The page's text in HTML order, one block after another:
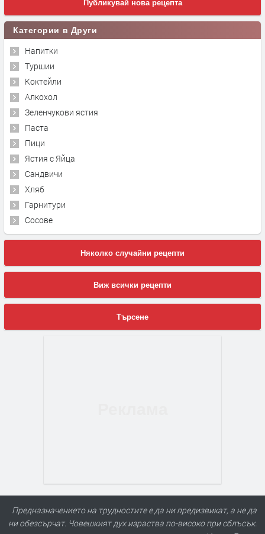
Публикувай нова рецепта
Категории в Други
Напитки
Туршии
Коктейли
Алкохол
Зеленчукови ястия
Паста
Пици
Ястия с Яйца
Сандвичи
Хляб
Гарнитури
Сосове
Няколко случайни рецепти
Виж всички рецепти
Търсене
Предназначението на трудностите е да ни предизвикат, а не да
ни обезсърчат. Човешкият дух израства по-високо при сблъсък.